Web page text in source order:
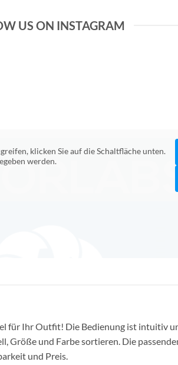
US ON INSTAGRAM
klicken Sie auf die Schaltfläche unten.
werden.
für Ihr Outfit! Die Bedienung ist intuitiv
Größe und Farbe sortieren. Die
und Preis.